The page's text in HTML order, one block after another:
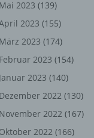
Mai 2023 (139)
2023 (155)
März 2023 (174)
Februar 2023 (154)
Januar 2023 (140)
Dezember 2022 (130)
November 2022 (167)
Oktober 2022 (166)